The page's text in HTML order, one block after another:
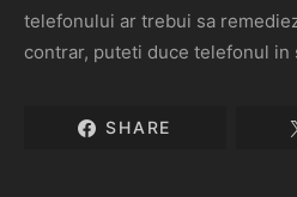
telefonului ar trebui sa
contrar, puteti duce telefonul in
SHARE